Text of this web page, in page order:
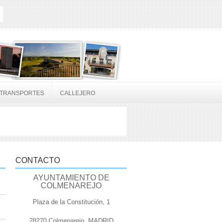
TRANSPORTES CALLEJERO
CONTACTO
AYUNTAMIENTO DE
COLMENAREJO
Plaza de la Constitución, 1